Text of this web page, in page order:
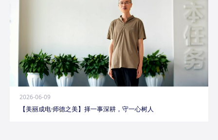
2026-06-09
【美丽成电·师德之美】择一事深耕，守一心树人